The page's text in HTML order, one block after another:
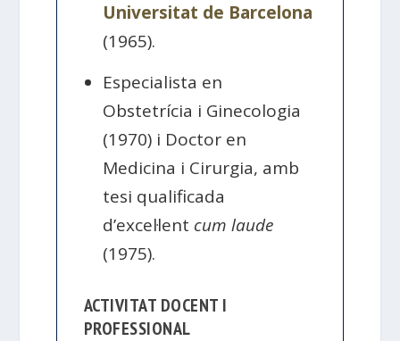
Universitat de Barcelona
(1965).
Especialista en
Obstetrícia i Ginecologia
(1970) i Doctor en
Medicina i Cirurgia, amb
tesi qualificada
d’excel·lent cum laude
(1975).
ACTIVITAT DOCENT I
PROFESSIONAL